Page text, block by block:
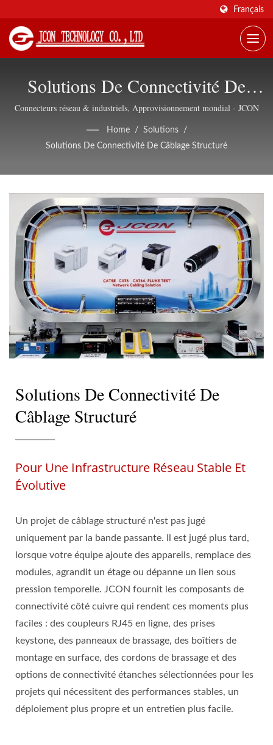
Français
Solutions De Connectivité De
Câblage Structuré | Connecteurs
Ethernet Blindés, Support
Connecteurs réseau & industriels, Approvisionnement mondial - JCON
Home / Solutions
/
Solutions De Connectivité De Câblage Structuré
Solutions De Connectivité De
Câblage Structuré
Pour Une Infrastructure Réseau Stable Et
Évolutive
Un projet de câblage structuré n'est pas jugé
uniquement par la bande passante. Il est jugé plus tard,
lorsque votre équipe ajoute des appareils, remplace des
modules, agrandit un étage ou dépanne un lien sous
pression temporelle. JCON fournit les composants de
connectivité côté cuivre qui rendent ces moments plus
faciles : des coupleurs RJ45 en ligne, des prises
keystone, des panneaux de brassage, des boîtiers de
montage en surface, des cordons de brassage et des
options de connectivité étanches sélectionnées pour les
projets qui nécessitent des performances stables, un
déploiement plus propre et un entretien plus facile.